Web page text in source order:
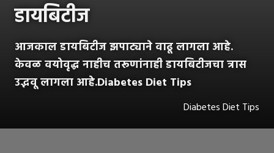
डायबिटीज
आजकाल डायबिटीज झपाट्याने वाढू लागला आहे.
केवळ वयोवृद्ध नाहीच तरूणांनाही डायबिटीजचा त्रास
उद्भवू लागला आहे.Diabetes Diet Tips
Diabetes Diet Tips